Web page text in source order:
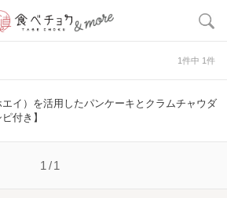
1件中 1件
イ）を活用したパンケーキとクラムチャウダ
付き】
1/1